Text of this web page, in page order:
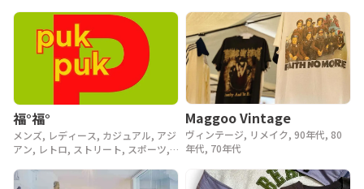
福°福°
メンズ, レディース, カジュアル, アジ
アン, レトロ, ストリート, スポーツ,
Maggoo Vintage
ヴィンテージ, リメイク, 90年代, 80
年代, 70年代